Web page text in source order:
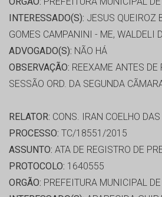
INTERESSADO(S): JESUS QUEIROZ
GOMES CAMPANINI - ME, WALDELI
ADVOGADO(S): NÃO HÁ
OBSERVAÇÃO: REEXAME ANTES
SESSÃO ORD. DA SEGUNDA
RELATOR: CONS. IRAN COELHO
PROCESSO: TC/18551/2015
ASSUNTO: ATA DE REGISTRO DE
PROTOCOLO: 1640555
ORGÃO: PREFEITURA MUNICIPAL